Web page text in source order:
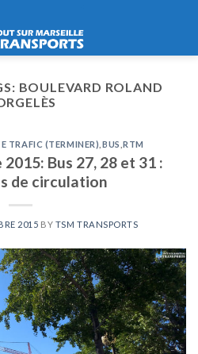
BOULEVARD ROLAND
TRAFIC (TERMINER) BUS ,RTM
Bus 27, 28 et 31 :
de circulation
2015 BY TSM TRANSPORTS